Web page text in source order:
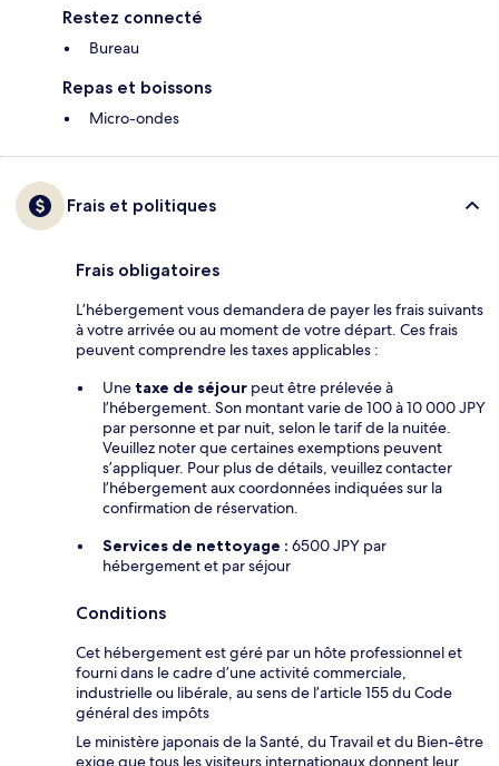
Restez connecté
Bureau
Repas et boissons
Micro-ondes
Frais et politiques
Frais obligatoires
L’hébergement vous demandera de payer les frais suivants
à votre arrivée ou au moment de votre départ. Ces frais
peuvent comprendre les taxes applicables :
Une taxe de séjour peut être prélevée à
l’hébergement. Son montant varie de 100 à 10 000 JPY
par personne et par nuit, selon le tarif de la nuitée.
Veuillez noter que certaines exemptions peuvent
s’appliquer. Pour plus de détails, veuillez contacter
l’hébergement aux coordonnées indiquées sur la
confirmation de réservation.
Services de nettoyage : 6500 JPY par
hébergement et par séjour
Conditions
Cet hébergement est géré par un hôte professionnel et
fourni dans le cadre d’une activité commerciale,
industrielle ou libérale, au sens de l’article 155 du Code
général des impôts
Le ministère japonais de la Santé, du Travail et du Bien-être
exige que tous les visiteurs internationaux donnent leur